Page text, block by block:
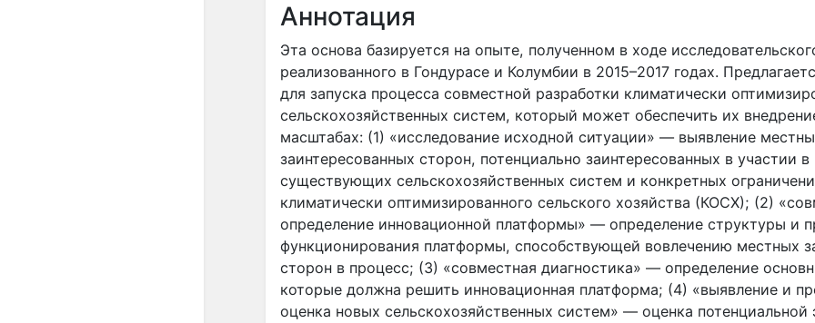
Аннотация
Эта основа базируется на опыте, полученном в ходе
реализованного в Гондурасе и Колумбии в 2015–2017 годах.
для запуска процесса совместной разработки климатически
сельскохозяйственных систем, который может обеспечить их
масштабах: (1) «исследование исходной ситуации» — выявление
заинтересованных сторон, потенциально заинтересованных в участии в
существующих сельскохозяйственных систем и конкретных
климатически оптимизированного сельского хозяйства (КОСХ); (2)
определение инновационной платформы» — определение структуры и
функционирования платформы, способствующей вовлечению местных
сторон в процесс; (3) «совместная диагностика» — определение
которые должна решить инновационная платформа; (4) «выявление и
оценка новых сельскохозяйственных систем» — оценка потенциальной